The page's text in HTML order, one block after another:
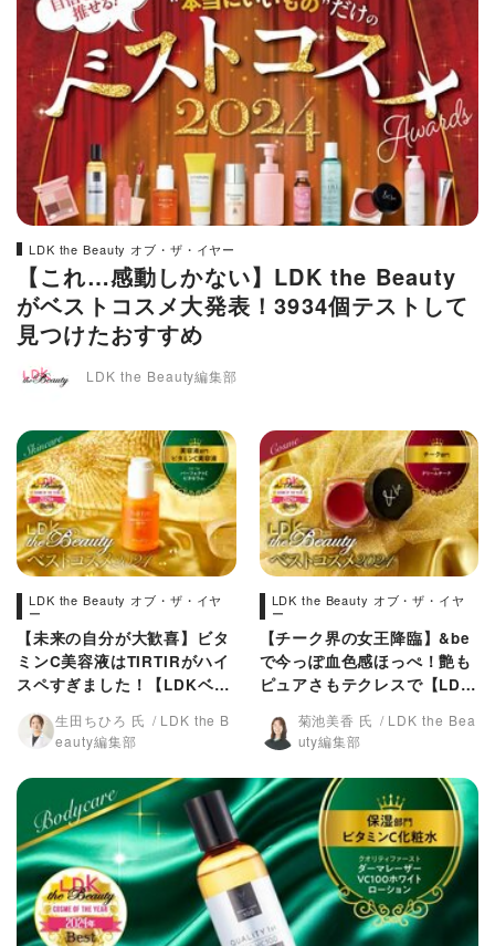
LDK the Beauty オブ・ザ・イヤー
【これ…感動しかない】LDK the Beauty
がベストコスメ大発表！3934個テストして
見つけたおすすめ
LDK the Beauty編集部
LDK the Beauty オブ・ザ・イヤ
ー
【未来の自分が大歓喜】ビタ
ミンC美容液はTIRTIRがハイ
スペすぎました！【LDKベス
生田ちひろ 氏
LDK the B
eauty編集部
LDK the Beauty オブ・ザ・イヤ
ー
【チーク界の女王降臨】&be
で今っぽ血色感ほっぺ！艶も
ピュアさもテクレスで【LDK
菊池美香 氏
LDK the Bea
uty編集部